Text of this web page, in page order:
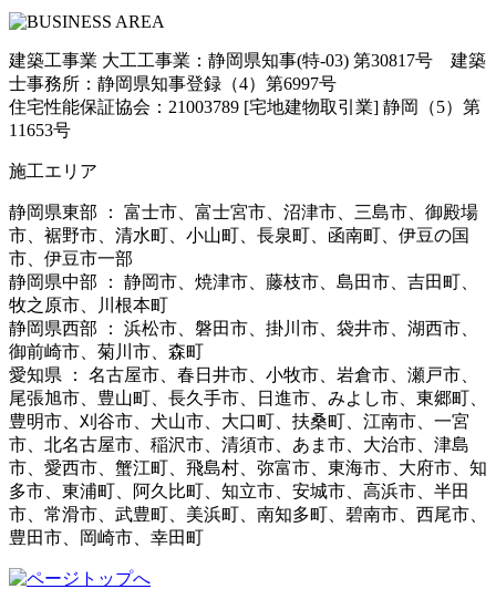
建築工事業 大工工事業：静岡県知事(特-03) 第30817号 建築
士事務所：静岡県知事登録（4）第6997号
住宅性能保証協会：21003789 [宅地建物取引業] 静岡（5）第
11653号
施工エリア
静岡県東部 ： 富士市、富士宮市、沼津市、三島市、御殿場
市、裾野市、清水町、小山町、長泉町、函南町、伊豆の国
市、伊豆市一部
静岡県中部 ： 静岡市、焼津市、藤枝市、島田市、吉田町、
牧之原市、川根本町
静岡県西部 ： 浜松市、磐田市、掛川市、袋井市、湖西市、
御前崎市、菊川市、森町
愛知県 ： 名古屋市、春日井市、小牧市、岩倉市、瀬戸市、
尾張旭市、豊山町、長久手市、日進市、みよし市、東郷町、
豊明市、刈谷市、犬山市、大口町、扶桑町、江南市、一宮
市、北名古屋市、稲沢市、清須市、あま市、大治市、津島
市、愛西市、蟹江町、飛島村、弥富市、東海市、大府市、知
多市、東浦町、阿久比町、知立市、安城市、高浜市、半田
市、常滑市、武豊町、美浜町、南知多町、碧南市、西尾市、
豊田市、岡崎市、幸田町